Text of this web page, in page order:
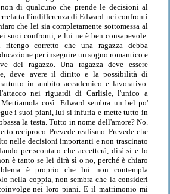
di qualcuno che prende le decisioni al
l'indifferenza di Edward nei confronti
che lei sia completamente sottomessa al
suoi confronti, e lui ne è ben consapevole.
corretto che una ragazza debba
per inseguire un sogno romantico e
del ragazzo. Una ragazza deve essere
deve avere il diritto e la possibilità di
in ambito accademico e lavorativo.
nei riguardi di Carlisle, l'unico a
così: Edward sembra un bel po'
i suoi piani, lui si infuria e mette tutto in
la testa. Tutto in nome dell'amore? No.
reciproco. Prevede realismo. Prevede che
nelle decisioni importanti e non trascinato
per scontato che accetterà, dirà sì e lo
è tanto se lei dirà sì o no, perché è chiaro
è proprio che lui non contempla
nella coppia, non sembra che la consideri
nei loro piani. E il matrimonio mi